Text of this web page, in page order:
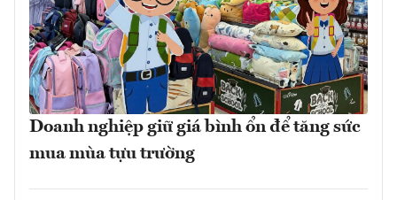
Doanh nghiệp giữ giá bình ổn để tăng sức
mua mùa tựu trường